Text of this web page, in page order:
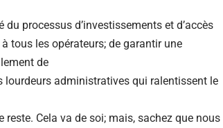
processus d’investissements et d’accès
tous les opérateurs; de garantir une
de
lourdeurs administratives qui ralentissent le
reste. Cela va de soi; mais, sachez que nous